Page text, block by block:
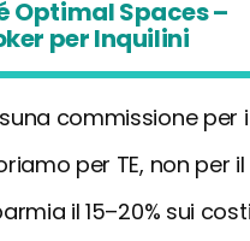
Optimal Spaces –
per Inquilini
commissione
per TE, non per
il 15–20% sui